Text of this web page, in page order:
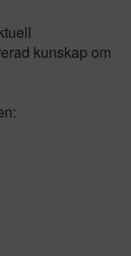
kunskap om